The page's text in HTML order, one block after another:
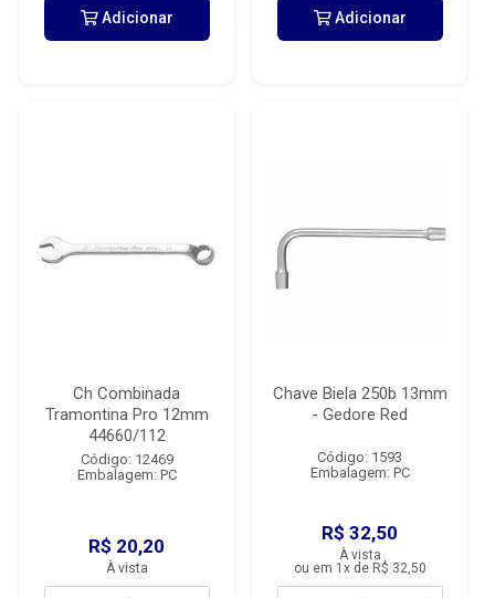
Adicionar Adicionar
Ch Combinada
Tramontina Pro 12mm
44660/112
Código: 12469
Embalagem: PC
R$ 20,20
À vista
Chave Biela 250b 13mm
- Gedore Red
Código: 1593
Embalagem: PC
R$ 32,50
À vista
ou em 1x de R$ 32,50